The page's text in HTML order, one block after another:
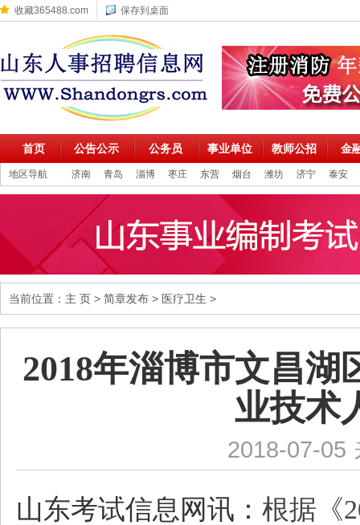
收藏365488.com 保存到桌面
首页 公告公示 公务员 事业单位 教师公招 金
地区导航 济南 青岛 淄博 枣庄 东营 烟台 潍坊 济宁 泰安
当前位置： 主 页 > 简章发布 > 医疗卫生 >
2018年淄博市文昌
业技术
2018-07-05
山东考试信息网讯： 根据《